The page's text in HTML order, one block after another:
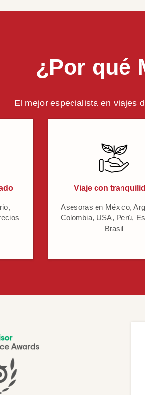
¿Por qué
El mejor especialista en viajes
Viaje con
Asesoras en México,
Colombia, USA, Perú,
Brasil